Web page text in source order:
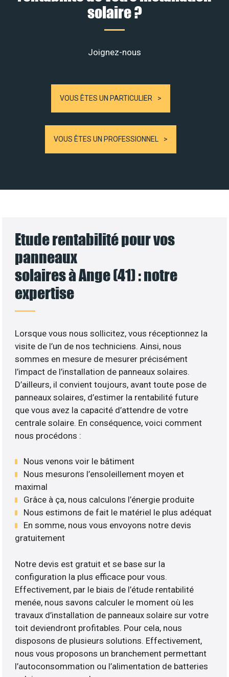
solaire ?
Joignez-nous
VOUS ÊTES UN PARTICULIER
VOUS ÊTES UN PROFESSIONNEL
Etude rentabilité pour vos
panneaux
solaires à Ange (41) : notre
expertise
Lorsque vous nous sollicitez, vous réceptionnez la
visite de l’un de nos techniciens. Ainsi, nous
sommes en mesure de mesurer précisément
l’impact de l’installation de panneaux solaires.
D’ailleurs, il convient toujours, avant toute pose de
panneaux solaires, d’estimer la rentabilité future
que vous avez la capacité d’attendre de votre
centrale solaire. En conséquence, voici comment
nous procédons :
Nous venons voir le bâtiment
Nous mesurons l’ensoleillement moyen et
maximal
Grâce à ça, nous calculons l’énergie produite
Nous estimons de fait le matériel le plus adéquat
En somme, nous vous envoyons notre devis
gratuitement
Notre devis est gratuit et se base sur la
configuration la plus efficace pour vous.
Effectivement, par le biais de l’étude rentabilité
menée, nous savons calculer le moment où les
travaux d’installation de panneaux solaire sur votre
toit deviendront profitables. Pour cela, nous
disposons de plusieurs solutions. Effectivement,
nous vous proposons un branchement permettant
l’autoconsommation ou l’alimentation de batteries